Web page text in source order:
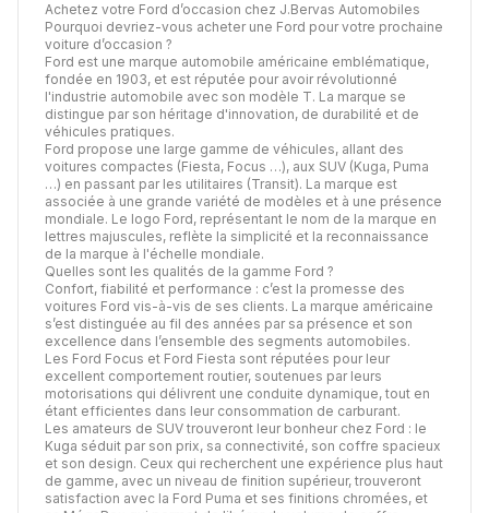
Achetez votre Ford d’occasion chez J.Bervas Automobiles
Pourquoi devriez-vous acheter une Ford pour votre prochaine
voiture d’occasion ?
Ford est une marque automobile américaine emblématique,
fondée en 1903, et est réputée pour avoir révolutionné
l'industrie automobile avec son modèle T. La marque se
distingue par son héritage d'innovation, de durabilité et de
véhicules pratiques.
Ford propose une large gamme de véhicules, allant des
voitures compactes (Fiesta, Focus …), aux SUV (Kuga, Puma
…) en passant par les utilitaires (Transit). La marque est
associée à une grande variété de modèles et à une présence
mondiale. Le logo Ford, représentant le nom de la marque en
lettres majuscules, reflète la simplicité et la reconnaissance
de la marque à l'échelle mondiale.
Quelles sont les qualités de la gamme Ford ?
Confort, fiabilité et performance : c’est la promesse des
voitures Ford vis-à-vis de ses clients. La marque américaine
s’est distinguée au fil des années par sa présence et son
excellence dans l’ensemble des segments automobiles.
Les Ford Focus et Ford Fiesta sont réputées pour leur
excellent comportement routier, soutenues par leurs
motorisations qui délivrent une conduite dynamique, tout en
étant efficientes dans leur consommation de carburant.
Les amateurs de SUV trouveront leur bonheur chez Ford : le
Kuga séduit par son prix, sa connectivité, son coffre spacieux
et son design. Ceux qui recherchent une expérience plus haut
de gamme, avec un niveau de finition supérieur, trouveront
satisfaction avec la Ford Puma et ses finitions chromées, et